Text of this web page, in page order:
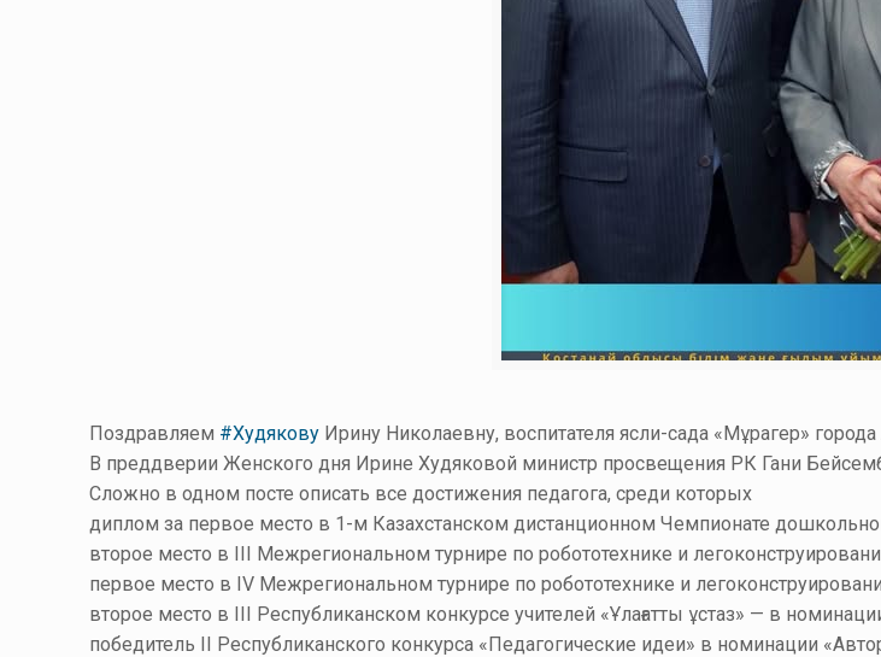
Поздравляем #Худякову Ирину Николаевну, воспитателя ясли-сада «Мұрагер»
В преддверии Женского дня Ирине Худяковой министр просвещения РК Гани
Сложно в одном посте описать все достижения педагога, среди которых
диплом за первое место в 1-м Казахстанском дистанционном Чемпионате
второе место в III Межрегиональном турнире по робототехнике и
первое место в IV Межрегиональном турнире по робототехнике и
второе место в III Республиканском конкурсе учителей «Ұлағатты ұстаз» — в
победитель II Республиканского конкурса «Педагогические идеи» в номинации